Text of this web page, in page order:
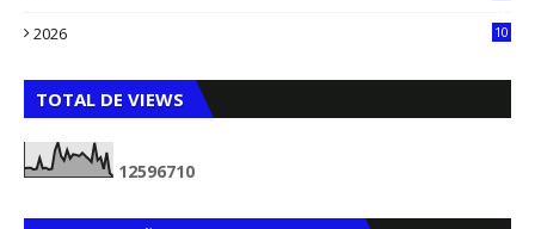
2026
10
TOTAL DE VIEWS
12596710